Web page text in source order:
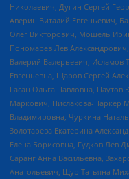
Николаевич, Дугин Сергей
Аверин Виталий Евгеньевич,
Олег Викторович, Мошель
Пономарев Лев
Валерий Валерьевич, Исламов
Евгеньевна, Щаров Сергей
Гасан Ольга Павловна,
Маркович, Пислакова-Паркер
Владимировна, Чуркина
Золотарева Екатерина
Елена Борисовна, Гудков Лев
Саранг Анна Васильевна,
Анатольевич, Щур Татьяна